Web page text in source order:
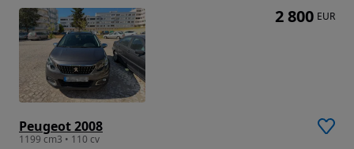
Peugeot 2008
1199 cm3 • 110 cv
2 800 EUR